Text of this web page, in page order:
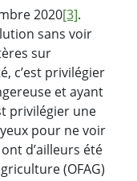
2020[3].
sans voir
sur
c’est privilégier
et ayant
privilégier une
pour ne voir
d’ailleurs été
(OFAG)